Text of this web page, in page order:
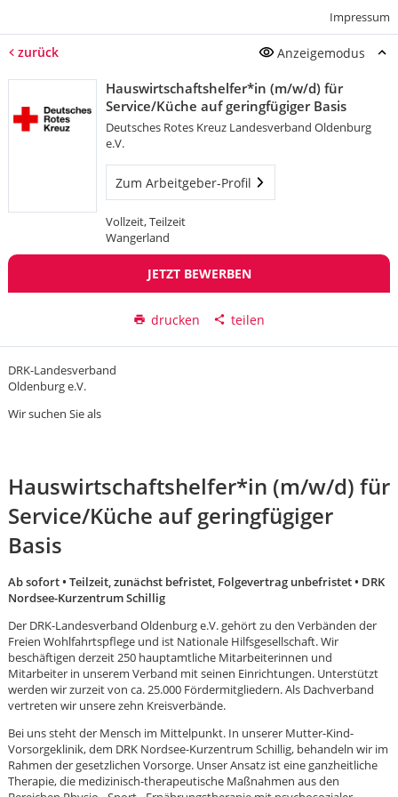
Impressum
zurück Anzeigemodus
Hauswirtschaftshelfer*in (m/w/d) für
Service/Küche auf geringfügiger Basis
Deutsches Rotes Kreuz Landesverband Oldenburg
e.V.
Zum Arbeitgeber-Profil
Vollzeit, Teilzeit
Wangerland
JETZT BEWERBEN
drucken teilen
DRK-Landesverband
Oldenburg e.V.
Wir suchen Sie als
Hauswirtschaftshelfer*in (m/w/d) für
Service/Küche auf geringfügiger
Basis
Ab sofort • Teilzeit, zunächst befristet, Folgevertrag unbefristet • DRK
Nordsee-Kurzentrum Schillig
Der DRK-Landesverband Oldenburg e.V. gehört zu den Verbänden der
Freien Wohlfahrtspflege und ist Nationale Hilfsgesellschaft. Wir
beschäftigen derzeit 250 hauptamtliche Mitarbeiterinnen und
Mitarbeiter in unserem Verband mit seinen Einrichtungen. Unterstützt
werden wir zurzeit von ca. 25.000 Fördermitgliedern. Als Dachverband
vertreten wir unsere zehn Kreisverbände.
Bei uns steht der Mensch im Mittelpunkt. In unserer Mutter-Kind-
Vorsorgeklinik, dem DRK Nordsee-Kurzentrum Schillig, behandeln wir im
Rahmen der gesetzlichen Vorsorge. Unser Ansatz ist eine ganzheitliche
Therapie, die medizinisch-therapeutische Maßnahmen aus den
Karte anzeigen